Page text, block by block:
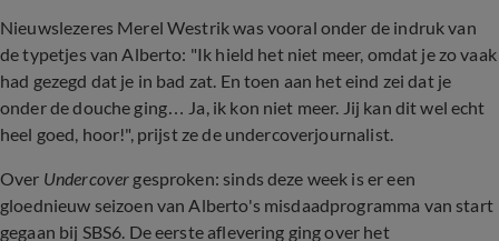
Nieuwslezeres Merel Westrik was vooral onder de indruk van
de typetjes van Alberto: "Ik hield het niet meer, omdat je zo vaak
had gezegd dat je in bad zat. En toen aan het eind zei dat je
onder de douche ging… Ja, ik kon niet meer. Jij kan dit wel echt
heel goed, hoor!", prijst ze de undercoverjournalist.
Over Undercover gesproken: sinds deze week is er een
gloednieuw seizoen van Alberto's misdaadprogramma van start
gegaan bij SBS6. De eerste aflevering ging over het